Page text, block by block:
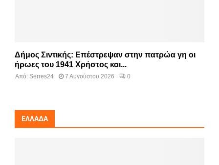
Δήμος Σιντικής: Επέστρεψαν στην πατρώα γη οι
ήρωες του 1941 Χρήστος και...
Από: Serres24 7 Αυγούστου 2026 0
ΕΛΛΆΔΑ